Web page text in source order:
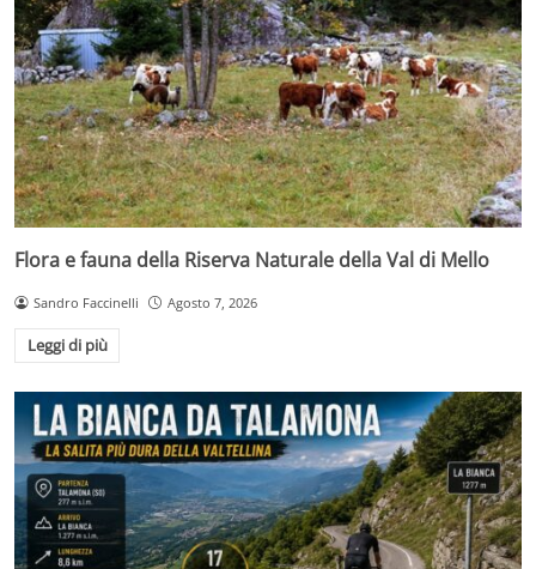
Flora e fauna della Riserva Naturale della Val di Mello
Sandro Faccinelli Agosto 7, 2026
Leggi di più